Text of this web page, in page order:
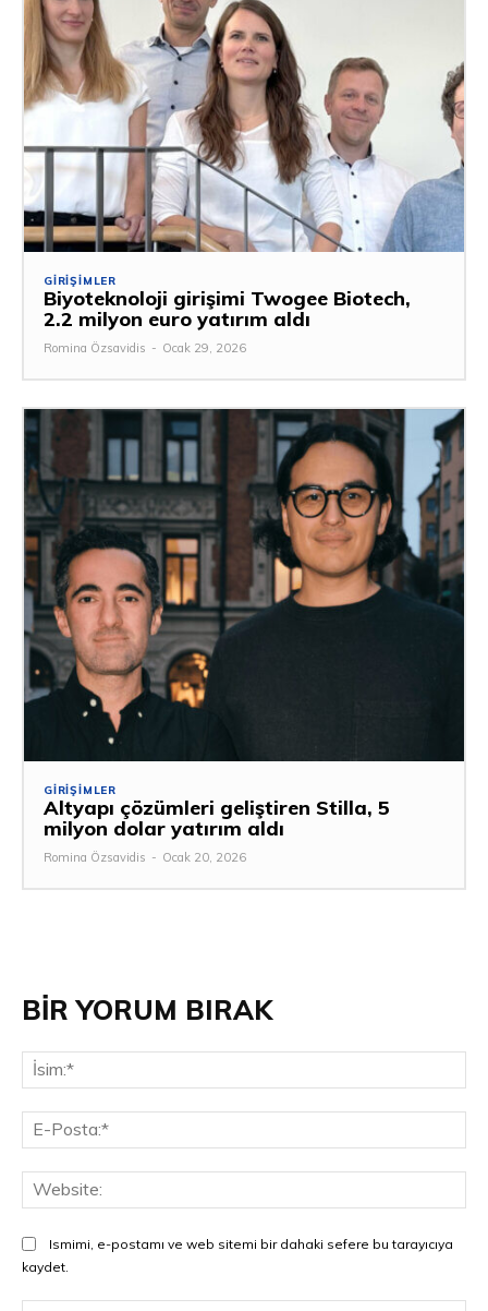
GIRIŞIMLER
Biyoteknoloji girişimi Twogee Biotech,
2.2 milyon euro yatırım aldı
Romina Özsavidis - Ocak 29, 2026
GIRIŞIMLER
Altyapı çözümleri geliştiren Stilla, 5
milyon dolar yatırım aldı
Romina Özsavidis - Ocak 20, 2026
BİR YORUM BIRAK
Ismimi, e-postamı ve web sitemi bir dahaki sefere bu tarayıcıya
kaydet.